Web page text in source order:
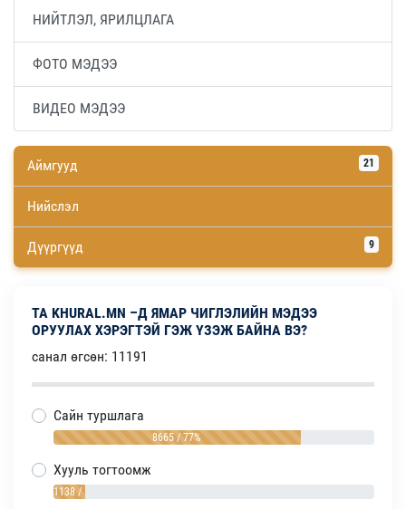
НИЙТЛЭЛ, ЯРИЛЦЛАГА
ФОТО МЭДЭЭ
ВИДЕО МЭДЭЭ
Аймгууд 21
Нийслэл
Дүүргүүд 9
ТА KHURAL.MN –Д ЯМАР ЧИГЛЭЛИЙН МЭДЭЭ
ОРУУЛАХ ХЭРЭГТЭЙ ГЭЖ ҮЗЭЖ БАЙНА ВЭ?
санал өгсөн: 11191
Сайн туршлага
8665 / 77%
Хууль тогтоомж
1138 / 10%